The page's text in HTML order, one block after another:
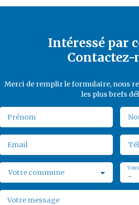
Intéressé par
Contactez-
Merci de remplir le formulaire, nous
les plus brefs
Prénom
Email
Votre commune -
Votre message